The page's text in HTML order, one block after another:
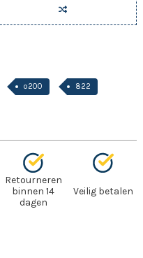
o200 822
Retourneren
binnen 14
dagen
Veilig betalen